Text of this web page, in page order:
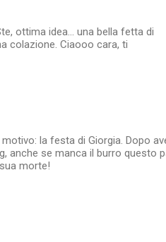
ottima idea... una bella fetta di
colazione. Ciaooo cara, ti
la festa di Giorgia. Dopo
anche se manca il burro questo
morte!